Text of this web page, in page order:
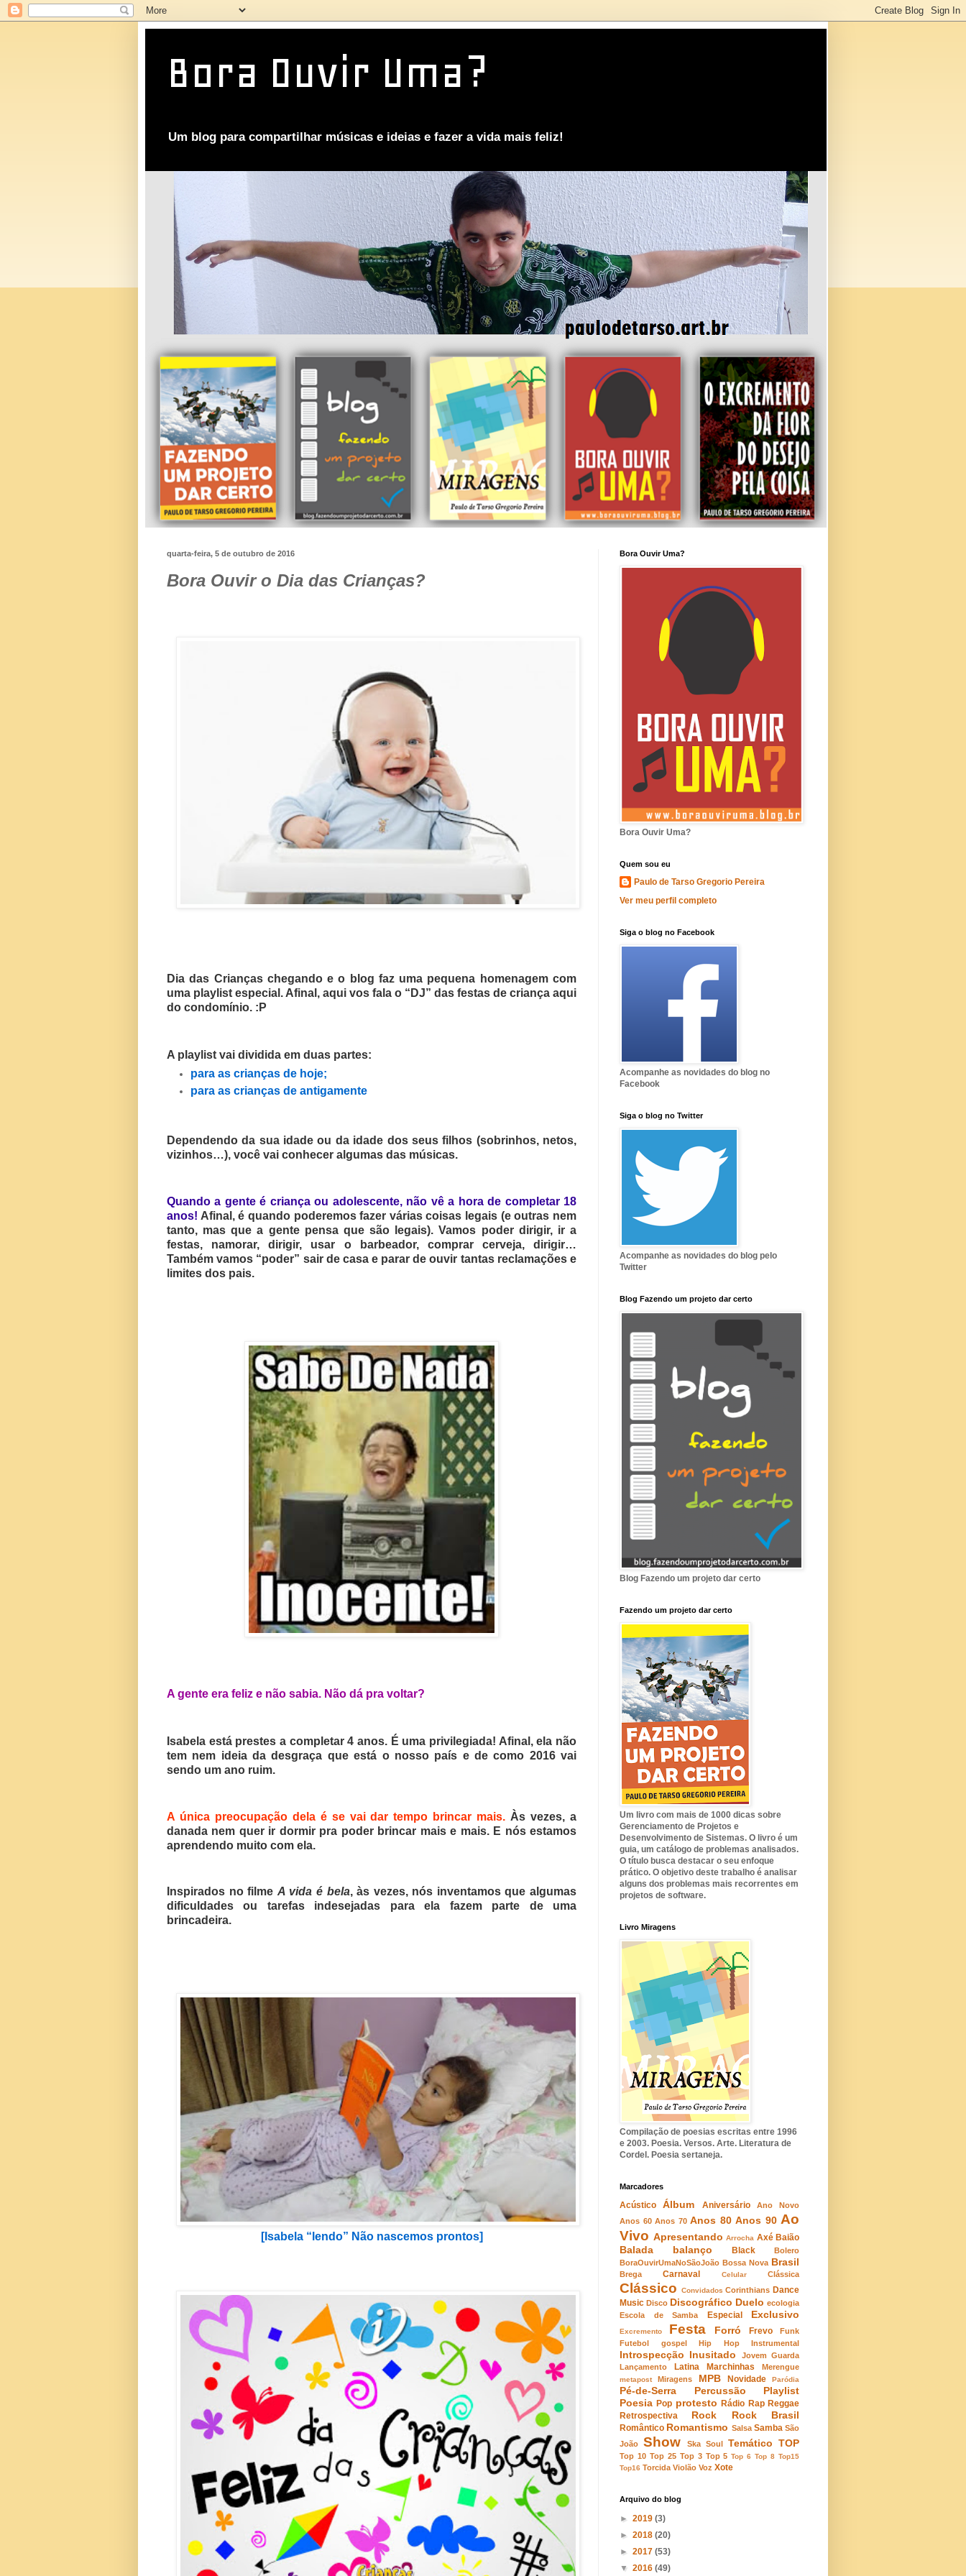
Bora Ouvir Uma?
Um blog para compartilhar músicas e ideias e fazer a vida mais feliz!
quarta-feira, 5 de outubro de 2016
Bora Ouvir o Dia das Crianças?
Dia das Crianças chegando e o blog faz uma pequena homenagem com
uma playlist especial. Afinal, aqui vos fala o “DJ” das festas de criança aqui
do condomínio. :P
A playlist vai dividida em duas partes:
para as crianças de hoje;
para as crianças de antigamente
Dependendo da sua idade ou da idade dos seus filhos (sobrinhos, netos,
vizinhos…), você vai conhecer algumas das músicas.
Quando a gente é criança ou adolescente, não vê a hora de completar 18
anos! Afinal, é quando poderemos fazer várias coisas legais (e outras nem
tanto, mas que a gente pensa que são legais). Vamos poder dirigir, ir a
festas, namorar, dirigir, usar o barbeador, comprar cerveja, dirigir…
Também vamos “poder” sair de casa e parar de ouvir tantas reclamações e
limites dos pais.
A gente era feliz e não sabia. Não dá pra voltar?
Isabela está prestes a completar 4 anos. É uma privilegiada! Afinal, ela não
tem nem ideia da desgraça que está o nosso país e de como 2016 vai
sendo um ano ruim.
A única preocupação dela é se vai dar tempo brincar mais. Às vezes, a
danada nem quer ir dormir pra poder brincar mais e mais. E nós estamos
aprendendo muito com ela.
Inspirados no filme A vida é bela, às vezes, nós inventamos que algumas
dificuldades ou tarefas indesejadas para ela fazem parte de uma
brincadeira.
[Isabela “lendo” Não nascemos prontos]
Bora Ouvir Uma?
Bora Ouvir Uma?
Quem sou eu
Paulo de Tarso Gregorio Pereira
Ver meu perfil completo
Siga o blog no Facebook
Acompanhe as novidades do blog no
Facebook
Siga o blog no Twitter
Acompanhe as novidades do blog pelo
Twitter
Blog Fazendo um projeto dar certo
Blog Fazendo um projeto dar certo
Fazendo um projeto dar certo
Um livro com mais de 1000 dicas sobre
Gerenciamento de Projetos e
Desenvolvimento de Sistemas. O livro é um
guia, um catálogo de problemas analisados.
O título busca destacar o seu enfoque
prático. O objetivo deste trabalho é analisar
alguns dos problemas mais recorrentes em
projetos de software.
Livro Miragens
Compilação de poesias escritas entre 1996
e 2003. Poesia. Versos. Arte. Literatura de
Cordel. Poesia sertaneja.
Marcadores
Acústico Álbum Aniversário
Ano Novo
Anos 60 Anos 70 Anos 80 Anos 90 Ao
Vivo Apresentando Arrocha Axé Baião
Balada balanço Black
Bolero
BoraOuvirUmaNoSãoJoão Bossa Nova Brasil
Brega Carnaval Celular Clássica
Clássico Convidados Corinthians Dance
Music Disco Discográfico Duelo ecologia
Escola de Samba
Especial Exclusivo
Excremento Festa Forró Frevo
Funk
Futebol
gospel Hip Hop Instrumental
Introspecção Inusitado
Jovem Guarda
Lançamento
Latina Marchinhas Merengue
metapost Miragens MPB Novidade Paródia
Pé-de-Serra Percussão
Playlist
Poesia Pop protesto Rádio Rap Reggae
Retrospectiva
Rock Rock Brasil
Romântico Romantismo Salsa Samba São
João Show Ska Soul Temático TOP
Top 10 Top 25 Top 3 Top 5 Top 6 Top 8 Top15
Top16 Torcida Violão Voz Xote
Arquivo do blog
► 2019 (3)
► 2018 (20)
► 2017 (53)
▼ 2016 (49)